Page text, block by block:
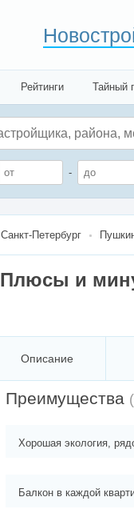
Рейтинги Тайный
-
Санкт-Петербург
Плюсы и
Описание
Преимущества
Хорошая экология,
Балкон в каждой